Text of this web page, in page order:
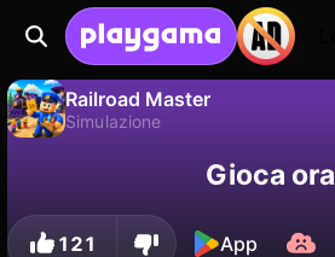
Railroad Master
Simulazione
Salva i progressi!Gioca ora
121 App